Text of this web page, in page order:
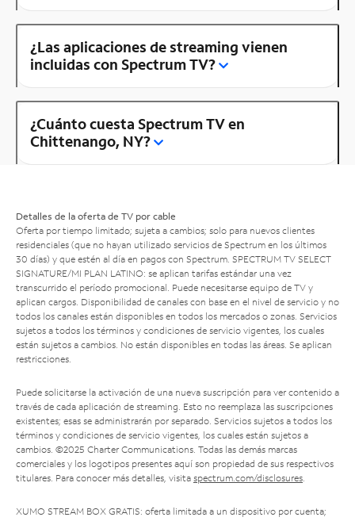
¿Las aplicaciones de streaming vienen
incluidas con Spectrum TV?
¿Cuánto cuesta Spectrum TV en
Chittenango, NY?
Detalles de la oferta de TV por cable
Oferta por tiempo limitado; sujeta a cambios; solo para nuevos clientes
residenciales (que no hayan utilizado servicios de Spectrum en los últimos
30 días) y que estén al día en pagos con Spectrum. SPECTRUM TV SELECT
SIGNATURE/MI PLAN LATINO: se aplican tarifas estándar una vez
transcurrido el período promocional. Puede necesitarse equipo de TV y
aplican cargos. Disponibilidad de canales con base en el nivel de servicio y no
todos los canales están disponibles en todos los mercados o zonas. Servicios
sujetos a todos los términos y condiciones de servicio vigentes, los cuales
están sujetos a cambios. No están disponibles en todas las áreas. Se aplican
restricciones.
Puede solicitarse la activación de una nueva suscripción para ver contenido a
través de cada aplicación de streaming. Esto no reemplaza las suscripciones
existentes; esas se administrarán por separado. Servicios sujetos a todos los
términos y condiciones de servicio vigentes, los cuales están sujetos a
cambios. ©2025 Charter Communications. Todas las demás marcas
comerciales y los logotipos presentes aquí son propiedad de sus respectivos
titulares. Para conocer más detalles, visita spectrum.com/disclosures.
XUMO STREAM BOX GRATIS: oferta limitada a un dispositivo por cuenta;